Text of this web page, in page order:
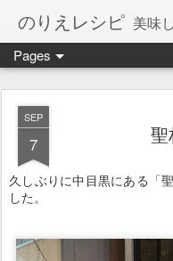
のりえレシピ 美味しいレ
Pages
SEP
7 聖
久しぶりに中目黒にある「
した。